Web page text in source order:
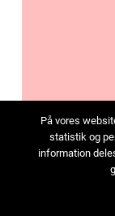
På vores
statistik og
information